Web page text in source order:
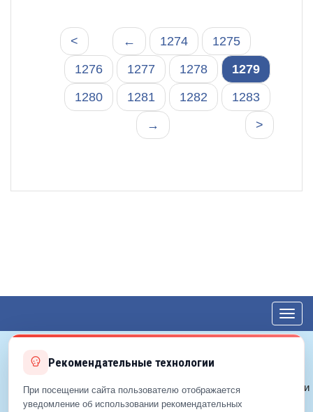
←
< 1274
1275
1276
1277 1278
1279
1280
1281 1282
1283
>
→
© 2012—2026 ЕДС-Королёв
Политика конфиденциальности
Политика cookie
Рекомендательные технологии
При посещении сайта пользователю отображается
уведомление об использовании рекомендательных